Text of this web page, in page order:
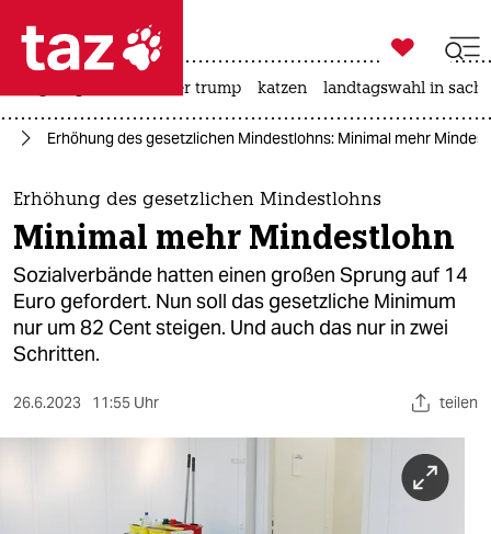
 taz zahl ich
taz zahl ich
themen
politik
öko
gesellschaft
kultur
sport

taz zahl ich
usa unter trump katzen landtagswahl in
Erhöhung des gesetzlichen Mindestlohns: Minimal mehr
Erhöhung des gesetzlichen Mindestlohns
Minimal mehr Mindestlohn
Sozialverbände hatten einen großen Sprung auf 14
Euro gefordert. Nun soll das gesetzliche Minimum
nur um 82 Cent steigen. Und auch das nur in zwei
Schritten.
26.6.2023 11:55 Uhr teilen